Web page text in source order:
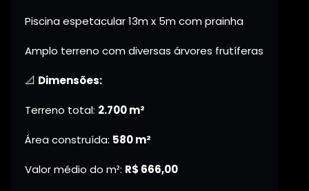
Piscina espetacular 13m x 5m com prainha
Amplo terreno com diversas árvores frutíferas
📐 Dimensões:
Terreno total: 2.700 m²
Área construída: 580 m²
Valor médio do m²: R$ 666,00